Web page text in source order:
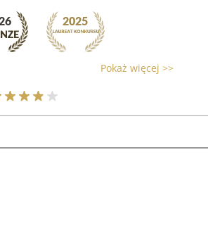
Pokaż więcej >>